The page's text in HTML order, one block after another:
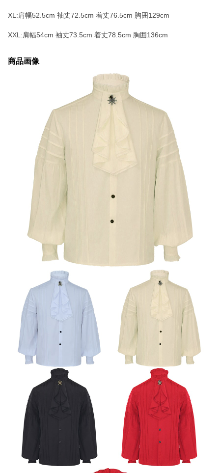
XL:肩幅52.5cm 袖丈72.5cm 着丈76.5cm 胸囲129cm
XXL:肩幅54cm 袖丈73.5cm 着丈78.5cm 胸囲136cm
商品画像